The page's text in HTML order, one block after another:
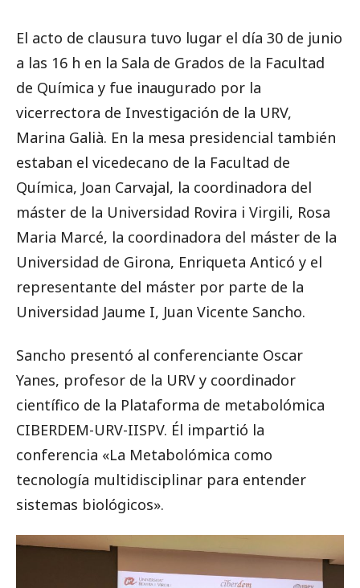
El acto de clausura tuvo lugar el día 30 de junio
a las 16 h en la Sala de Grados de la Facultad
de Química y fue inaugurado por la
vicerrectora de Investigación de la URV,
Marina Galià. En la mesa presidencial también
estaban el vicedecano de la Facultad de
Química, Joan Carvajal, la coordinadora del
máster de la Universidad Rovira i Virgili, Rosa
Maria Marcé, la coordinadora del máster de la
Universidad de Girona, Enriqueta Anticó y el
representante del máster por parte de la
Universidad Jaume I, Juan Vicente Sancho.
Sancho presentó al conferenciante Oscar
Yanes, profesor de la URV y coordinador
científico de la Plataforma de metabolómica
CIBERDEM-URV-IISPV. Él impartió la
conferencia «La Metabolómica como
tecnología multidisciplinar para entender
sistemas biológicos».